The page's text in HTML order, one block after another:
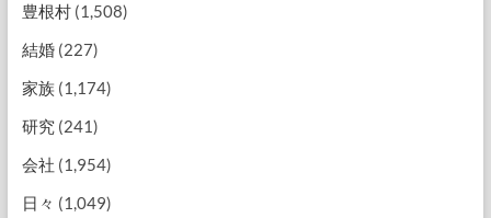
豊根村(1,508)
結婚(227)
家族(1,174)
研究(241)
会社 (1,954)
日々 (1,049)